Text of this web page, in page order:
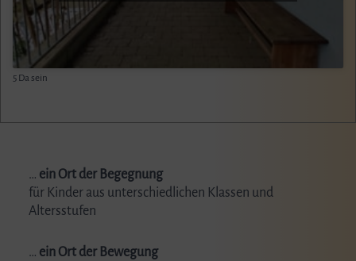
5 Da sein
… ein Ort der Begegnung
für Kinder aus unterschiedlichen Klassen und
Altersstufen
… ein Ort der Bewegung